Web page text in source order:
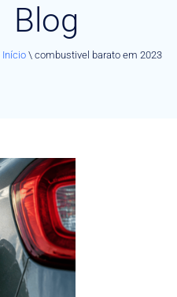
Blog
Início\ combustivel barato em 2023